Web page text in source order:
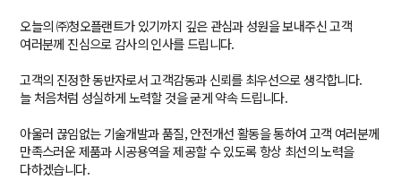
오늘의 ㈜청오플랜트가 있기까지 깊은 관심과 성원을 보내주신 고객
여러분께 진심으로 감사의 인사를 드립니다.
고객의 진정한 동반자로서 고객감동과 신뢰를 최우선으로 생각합니다.
늘 처음처럼 성실하게 노력할 것을 굳게 약속 드립니다.
아울러 끊임없는 기술개발과 품질, 안전개선 활동을 통하여 고객 여러분께
만족스러운 제품과 시공용역을 제공할 수 있도록 항상 최선의 노력을
다하겠습니다.